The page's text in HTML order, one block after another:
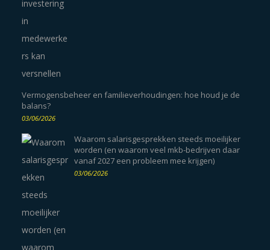
Vermogensbeheer en familieverhoudingen: hoe houd je de
balans?
03/06/2026
Waarom salarisgesprekken steeds moeilijker
worden (en waarom veel mkb-bedrijven daar
vanaf 2027 een probleem mee krijgen)
03/06/2026